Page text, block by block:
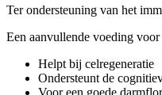
Ter ondersteuning van het
Een aanvullende voeding
Helpt bij celregeneratie
Ondersteunt de
Voor een goede